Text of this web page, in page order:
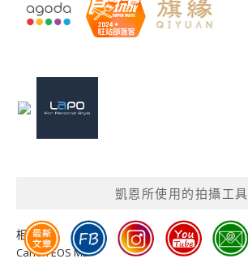
凱恩所使用的拍攝工具
相機：
Canon EOS M3